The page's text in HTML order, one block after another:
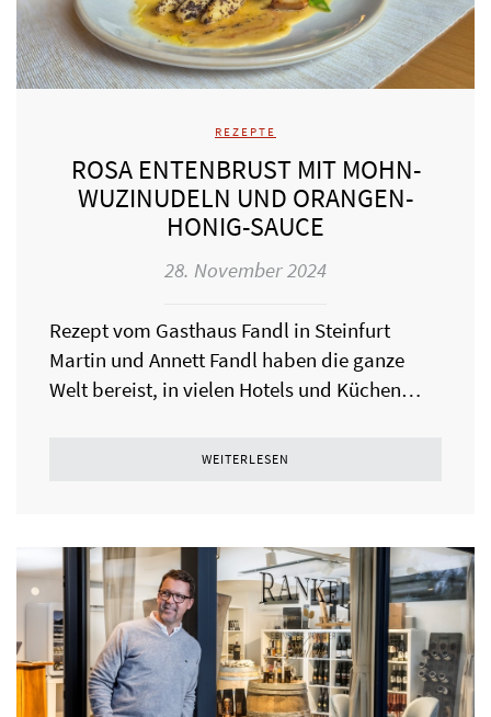
REZEPTE
ROSA ENTENBRUST MIT MOHN-
WUZINUDELN UND ORANGEN-
HONIG-SAUCE
28. November 2024
Rezept vom Gasthaus Fandl in Steinfurt
Martin und Annett Fandl haben die ganze
Welt bereist, in vielen Hotels und Küchen…
WEITERLESEN